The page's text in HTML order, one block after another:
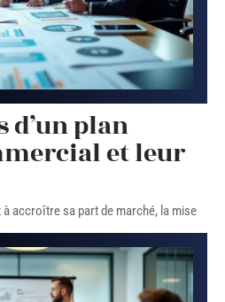
d’un plan
et leur
accroître sa part de marché, la mise